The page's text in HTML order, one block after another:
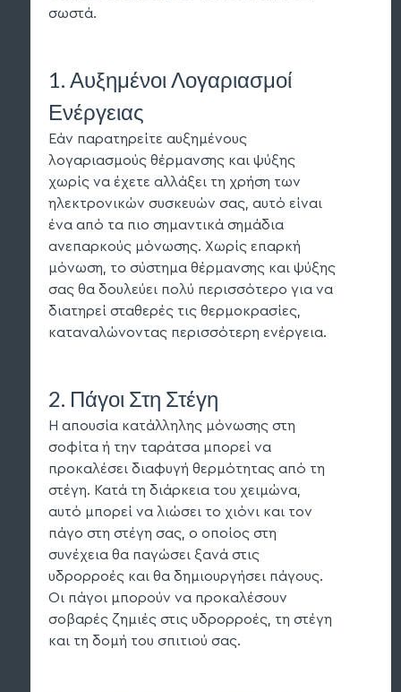
σωστά.
1. Αυξημένοι Λογαριασμοί
Ενέργειας
Εάν παρατηρείτε αυξημένους
λογαριασμούς θέρμανσης και ψύξης
χωρίς να έχετε αλλάξει τη χρήση των
ηλεκτρονικών συσκευών σας, αυτό είναι
ένα από τα πιο σημαντικά σημάδια
ανεπαρκούς μόνωσης. Χωρίς επαρκή
μόνωση, το σύστημα θέρμανσης και ψύξης
σας θα δουλεύει πολύ περισσότερο για να
διατηρεί σταθερές τις θερμοκρασίες,
καταναλώνοντας περισσότερη ενέργεια.
2. Πάγοι Στη Στέγη
Η απουσία κατάλληλης μόνωσης στη
σοφίτα ή την ταράτσα μπορεί να
προκαλέσει διαφυγή θερμότητας από τη
στέγη. Κατά τη διάρκεια του χειμώνα,
αυτό μπορεί να λιώσει το χιόνι και τον
πάγο στη στέγη σας, ο οποίος στη
συνέχεια θα παγώσει ξανά στις
υδρορροές και θα δημιουργήσει πάγους.
Οι πάγοι μπορούν να προκαλέσουν
σοβαρές ζημιές στις υδρορροές, τη στέγη
και τη δομή του σπιτιού σας.